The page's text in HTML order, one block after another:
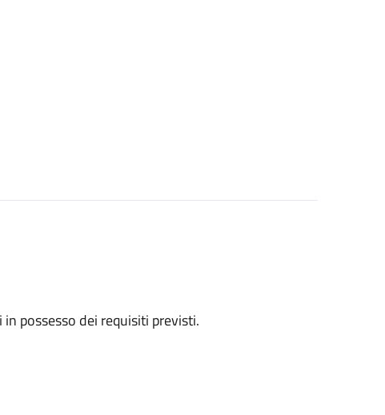
possesso dei requisiti previsti.